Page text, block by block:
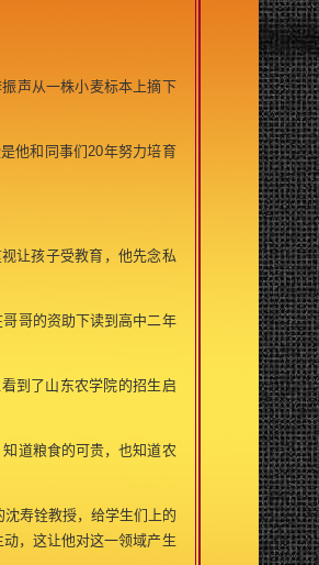
声从一株小麦标本上摘下
他和同事们20年努力培育
让孩子受教育，他先念私
哥的资助下读到高中二年
到了山东农学院的招生启
道粮食的可贵，也知道农
寿铨教授，给学生们上的
，这让他对这一领域产生